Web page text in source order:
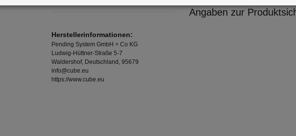
Angaben zur
Herstellerinformationen:
Pending System GmbH + Co KG
Ludwig-Hüttner-Straße 5-7
Waldershof, Deutschland, 95679
info@cube.eu
https://www.cube.eu